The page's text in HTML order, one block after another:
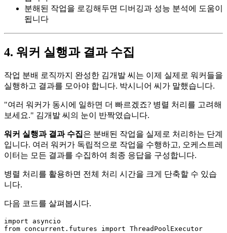
분해된 작업을 로깅해두면 디버깅과 성능 분석에 도움이
됩니다
4. 워커 실행과 결과 수집
작업 분배 로직까지 완성한 김개발 씨는 이제 실제로 워커들을
실행하고 결과를 모아야 합니다. 박시니어 씨가 말했습니다.
"여러 워커가 동시에 일하면 더 빠르겠죠? 병렬 처리를 고려해
보세요." 김개발 씨의 눈이 반짝였습니다.
워커 실행과 결과 수집은 분배된 작업을 실제로 처리하는 단계
입니다. 여러 워커가 독립적으로 작업을 수행하고, 오케스트레
이터는 모든 결과를 수집하여 최종 응답을 구성합니다.
병렬 처리를 활용하면 전체 처리 시간을 크게 단축할 수 있습
니다.
다음 코드를 살펴봅시다.
import
from concurrent.futures import ThreadPoolExecutor